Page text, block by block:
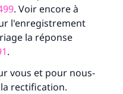
. Voir encore à
l'enregistrement
la réponse
.
vous et pour nous-
rectification.